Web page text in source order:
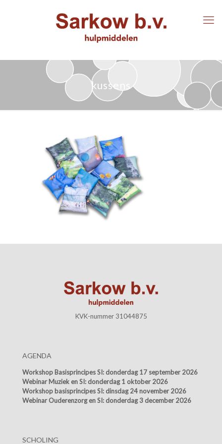
kussens
KVK-nummer 31044875
AGENDA
Workshop Basisprincipes SI: donderdag 17 september 2026
Webinar Muziek en SI: donderdag 1 oktober 2026
Workshop basisprincipes SI: dinsdag 24 november 2026
Webinar Ouderenzorg en SI: donderdag 3 december 2026
SCHOLING